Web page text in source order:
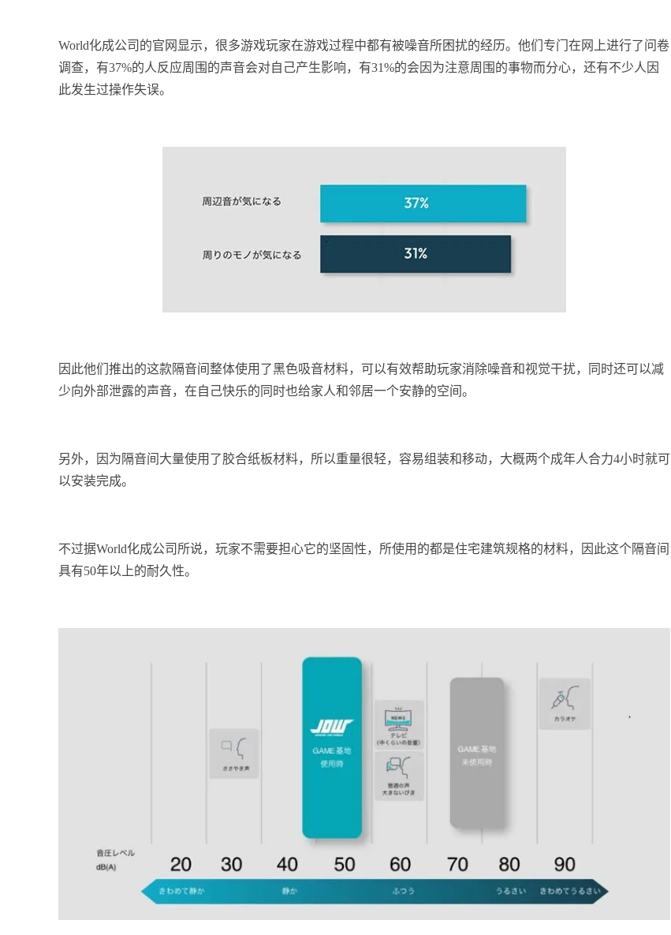
World化成公司的官网显示，很多游戏玩家在游戏过程中都有被噪音所困扰的经历。他们专门在网上进行了问卷
调查，有37%的人反应周围的声音会对自己产生影响，有31%的会因为注意周围的事物而分心，还有不少人因
此发生过操作失误。
因此他们推出的这款隔音间整体使用了黑色吸音材料，可以有效帮助玩家消除噪音和视觉干扰，同时还可以减
少向外部泄露的声音，在自己快乐的同时也给家人和邻居一个安静的空间。
另外，因为隔音间大量使用了胶合纸板材料，所以重量很轻，容易组装和移动，大概两个成年人合力4小时就可
以安装完成。
不过据World化成公司所说，玩家不需要担心它的坚固性，所使用的都是住宅建筑规格的材料，因此这个隔音间
具有50年以上的耐久性。